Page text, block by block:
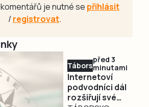
je nutné se přihlásit
/registrovat.
Táborsko
před 3
minutami
Internetoví
podvodníci dál
rozšiřují své